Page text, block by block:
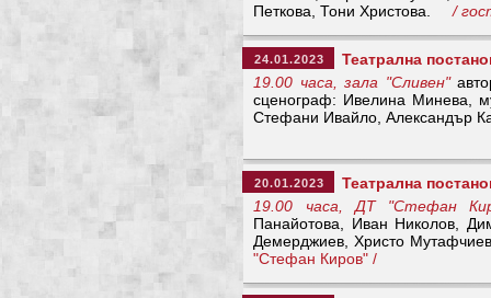
Петкова, Тони Христова.
/
24.01.2023
Театрална
19.00 часа, зала "Сливен"
сценограф: Ивелина Минева,
Стефани Ивайло, Александър
20.01.2023
Театрална
19.00 часа, ДТ "Стефан
Панайотова, Иван Николов,
Демерджиев, Христо
"Стефан Киров" /